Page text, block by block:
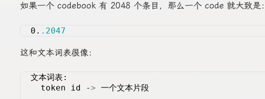
如果一个 codebook 有 2048 个条目，那么一个 code 就大致是：
0. .2047
这和文本词表很像：
文本词表:
  token id -
> 一个文本片段